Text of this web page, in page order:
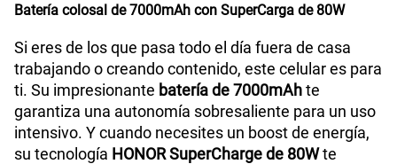
Batería colosal de 7000mAh con SuperCarga de 80W
Si eres de los que pasa todo el día fuera de casa
trabajando o creando contenido, este celular es para
ti. Su impresionante batería de 7000mAhte
garantiza una autonomía sobresaliente para un uso
intensivo. Y cuando necesites un boost de energía,
su tecnología HONOR SuperCharge de 80Wte